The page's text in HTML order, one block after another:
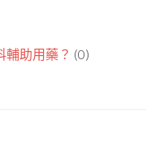
輔助用藥？ (0)